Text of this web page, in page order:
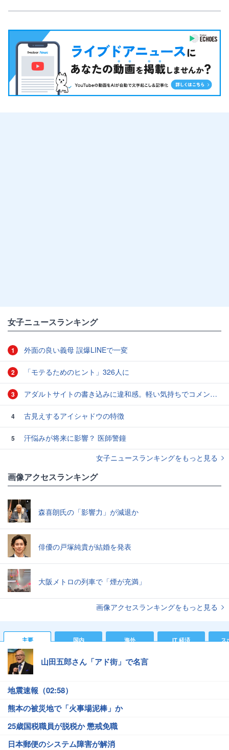
女子ニュースランキング
1 外面の良い義母 誤爆LINEで一変
2 「モテるためのヒント」326人に
3 アダルトサイトの書き込みに違和感。軽い気持ちでコメントしてみると…／近畿地方のある場所について（1）
4 古見えするアイシャドウの特徴
5
汗悩みが将来に影響？ 医師警鐘
女子ニュースランキングをもっと見る
画像アクセスランキング
森喜朗氏の「影響力」が減退か
俳優の戸塚純貴が結婚を発表
大阪メトロの列車で「煙が充満」
画像アクセスランキングをもっと見る
主要 国内 海外 IT 経済 ス
山田五郎さん「アド街」で名言
地震速報（02:58）
熊本の被災地で「火事場泥棒」か
25歳国税職員が脱税か 懲戒免職
日本郵便のシステム障害が解消